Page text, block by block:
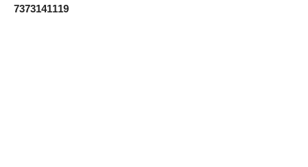
7373141119